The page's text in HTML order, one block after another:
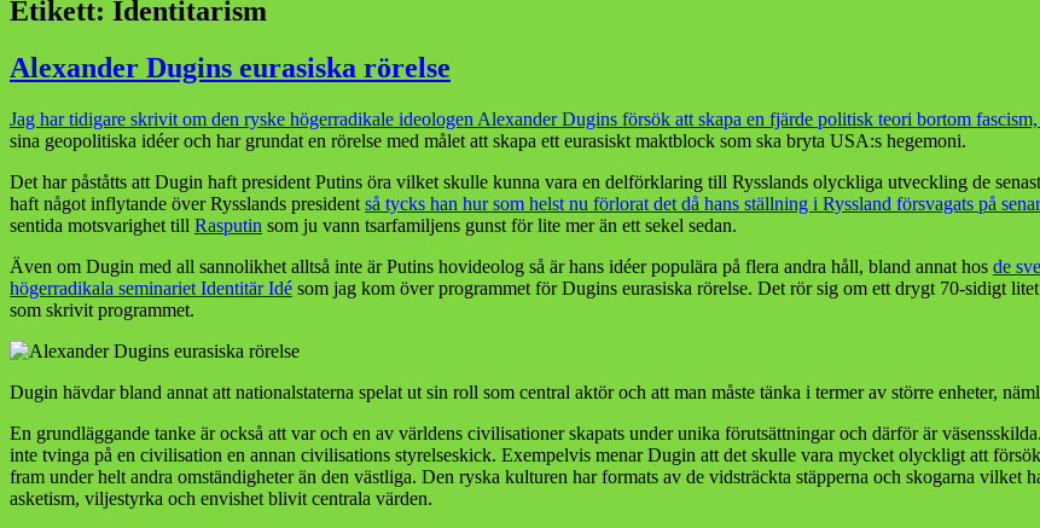
Etikett: Identitarism
Alexander Dugins eurasiska rörelse
Jag har tidigare skrivit om den ryske högerradikale ideologen Alexander Dugins försök att skapa en fjärde politisk teori bortom
sina geopolitiska idéer och har grundat en rörelse med målet att skapa ett eurasiskt maktblock som ska bryta USA:s hegemoni.
Det har påståtts att Dugin haft president Putins öra vilket skulle kunna vara en delförklaring till Rysslands olyckliga utveckling de
haft något inflytande över Rysslands president så tycks han hur som helst nu förlorat det då hans ställning i Ryssland försvagats på
sentida motsvarighet till Rasputin som ju vann tsarfamiljens gunst för lite mer än ett sekel sedan.
Även om Dugin med all sannolikhet alltså inte är Putins hovideolog så är hans idéer populära på flera andra håll, bland annat hos de
högerradikala seminariet Identitär Idé som jag kom över programmet för Dugins eurasiska rörelse. Det rör sig om ett drygt 70-sidigt
som skrivit programmet.
Dugin hävdar bland annat att nationalstaterna spelat ut sin roll som central aktör och att man måste tänka i termer av större enheter,
En grundläggande tanke är också att var och en av världens civilisationer skapats under unika förutsättningar och därför är
inte tvinga på en civilisation en annan civilisations styrelseskick. Exempelvis menar Dugin att det skulle vara mycket olyckligt att
fram under helt andra omständigheter än den västliga. Den ryska kulturen har formats av de vidsträckta stäpperna och skogarna
asketism, viljestyrka och envishet blivit centrala värden.